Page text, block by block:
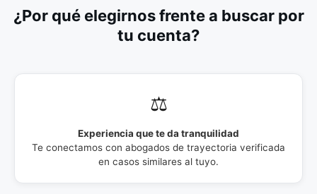
¿Por qué elegirnos frente a buscar por
tu cuenta?
⚖️
Experiencia que te da tranquilidad
Te conectamos con abogados de trayectoria verificada
en casos similares al tuyo.